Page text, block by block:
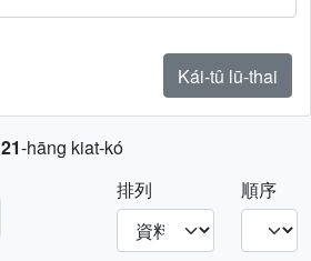
Kái-tû lū-thai
21-hāng kiat-kó
排列 順序